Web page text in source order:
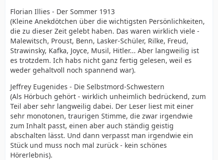
Florian Illies - Der Sommer 1913
(Kleine Anekdötchen über die wichtigsten Persönlichkeiten,
die zu dieser Zeit gelebt haben. Das waren wirklich viele -
Malewitsch, Proust, Benn, Lasker-Schüler, Rilke, Freud,
Strawinsky, Kafka, Joyce, Musil, Hitler... Aber langweilig ist
es trotzdem. Ich habs nicht ganz fertig gelesen, weil es
weder gehaltvoll noch spannend war).
Jeffrey Eugenides - Die Selbstmord-Schwestern
(Als Hörbuch gehört - wirklich unheimlich bedrückend, zum
Teil aber sehr langweilig dabei. Der Leser liest mit einer
sehr monotonen, traurigen Stimme, die zwar irgendwie
zum Inhalt passt, einen aber auch ständig geistig
abschalten lässt. Und dann verpasst man irgendwie ein
Stück und muss noch mal zurück - kein schönes
Hörerlebnis).